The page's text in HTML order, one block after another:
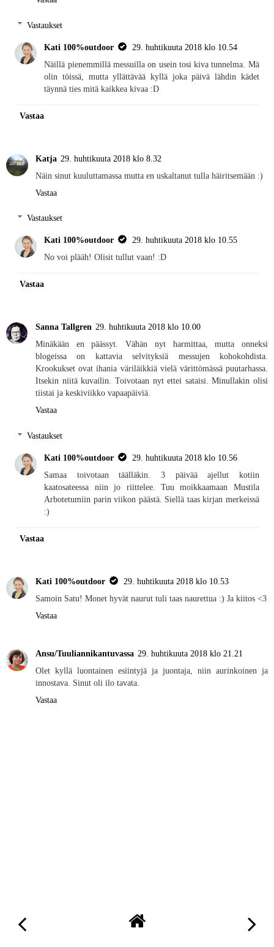
Vastaukset
Kati 100%outdoor
29. huhtikuuta 2018 klo 10.54
Näillä pienemmillä messuilla on usein tosi kiva tunnelma. Mä
olin töissä, mutta yllättävää kyllä joka päivä lähdin kädet
täynnä ties mitä kaikkea kivaa :D
Vastaa
Katja 29. huhtikuuta 2018 klo 8.32
Näin sinut kuuluttamassa mutta en uskaltanut tulla häiritsemään :)
Vastaa
Vastaukset
Kati 100%outdoor
29. huhtikuuta 2018 klo 10.55
No voi plääh! Olisit tullut vaan! :D
Vastaa
Sanna Tallgren 29. huhtikuuta 2018 klo 10.00
Minäkään en päässyt. Vähän nyt harmittaa, mutta onneksi
blogeissa on kattavia selvityksiä messujen kohokohdista.
Krookukset ovat ihania väriläikkiä vielä värittömässä puutarhassa.
Itsekin niitä kuvailin. Toivotaan nyt ettei sataisi. Minullakin olisi
tiistai ja keskiviikko vapaapäiviä.
Vastaa
Vastaukset
Kati 100%outdoor
29. huhtikuuta 2018 klo 10.56
Samaa toivotaan täälläkin. 3 päivää ajellut kotiin
kaatosateessa niin jo riittelee. Tuu moikkaamaan Mustila
Arbotetumiin parin viikon päästä. Siellä taas kirjan merkeissä
:)
Vastaa
Kati 100%outdoor
29. huhtikuuta 2018 klo 10.53
Samoin Satu! Monet hyvät naurut tuli taas naurettua :) Ja kiitos <3
Vastaa
Ansu/Tuuliannikantuvassa 29. huhtikuuta 2018 klo 21.21
Olet kyllä luontainen esiintyjä ja juontaja, niin aurinkoinen ja
innostava. Sinut oli ilo tavata.
Vastaa